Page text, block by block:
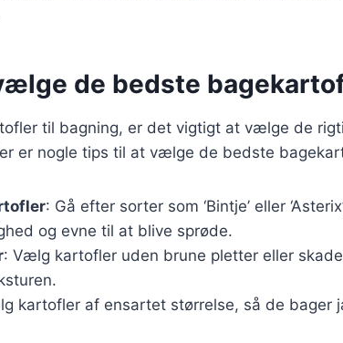
de bedste
til bagning, er det vigtigt at vælge de
er nogle tips til at vælge de bedste
: Gå efter sorter som ‘Bintje’ eller
og evne til at blive sprøde.
: Vælg kartofler uden brune pletter eller
kartofler af ensartet størrelse, så de bager